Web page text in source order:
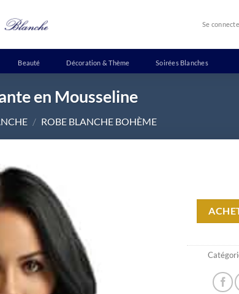
Se
Beauté Décoration & Thème Soirées Blanches
en Mousseline
/ ROBE BLANCHE BOHÈME